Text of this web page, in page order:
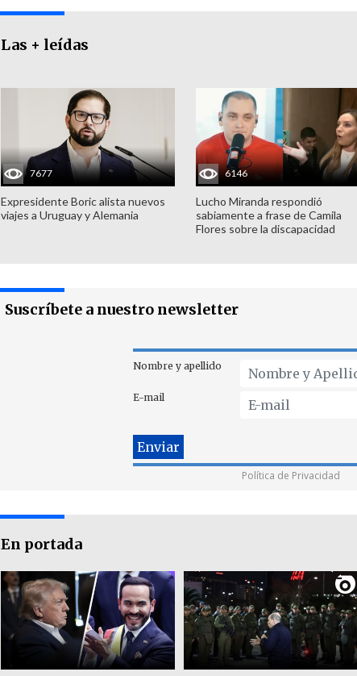
Las + leídas
7677
Expresidente Boric alista nuevos
viajes a Uruguay y Alemania
6146
Lucho Miranda respondió
sabiamente a frase de Camila
Flores sobre la discapacidad
Suscríbete a nuestro newsletter
Nombre y apellido
E-mail
Política de Privacidad
En portada